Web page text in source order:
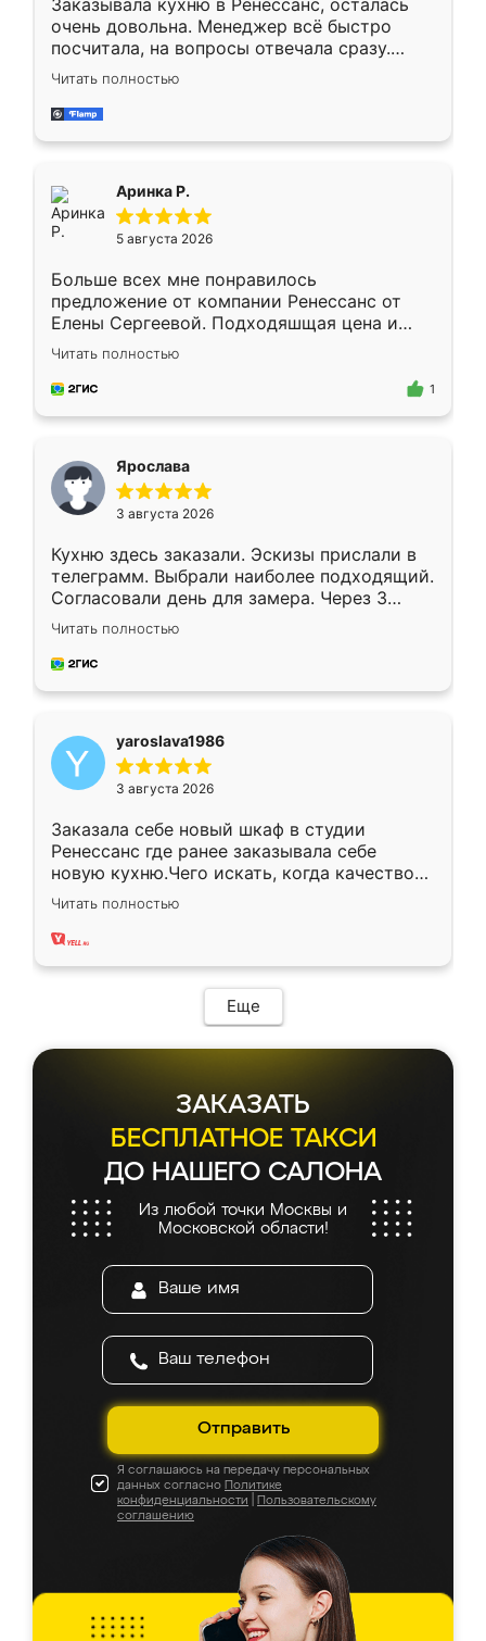
Заказывала кухню в Ренессанс, осталась
очень довольна. Менеджер всё быстро
посчитала, на вопросы отвечала сразу.
Замерщик приехал в субботу, подошёл к
делу со всей ответственностью. Собрали
за день, ребята работали аккуратно, даже
Читать полностью
Аринка Р.
5 августа 2026
Больше всех мне понравилось
предложение от компании Ренессанс от
Елены Сергеевой. Подходяшщая цена и
короткие сроки изготовления. Приехавший
для замера сотрудник Владислав
предложил по моему эскизу самый
Читать полностью
1
Ярослава
3 августа 2026
Кухню здесь заказали. Эскизы прислали в
телеграмм. Выбрали наиболее подходящий.
Согласовали день для замера. Через 3
недели кухня была уже готова. Остались
довольны работой. Спасибо Ренессанс
мебель за качественную работу!
Читать полностью
yaroslava1986
3 августа 2026
Заказала себе новый шкаф в студии
Ренессанс где ранее заказывала себе
новую кухню.Чего искать, когда качеством
вполне довольна. Служит кухня уже почти
два года, нареканий нет.
Читать полностью
Еще
ЗАКАЗАТЬ
БЕСПЛАТНОЕ ТАКСИ
ДО НАШЕГО САЛОНА
Из любой точки Москвы и
Московской области!
Отправить
Я соглашаюсь на передачу персональных
данных согласно Политике
конфиденциальности
Пользовательскому
соглашению